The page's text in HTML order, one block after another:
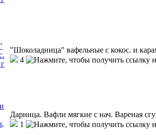
"Шоколадница" вафельные с кокос. и
4
Дарница. Вафли мягкие с нач. Вареная
1